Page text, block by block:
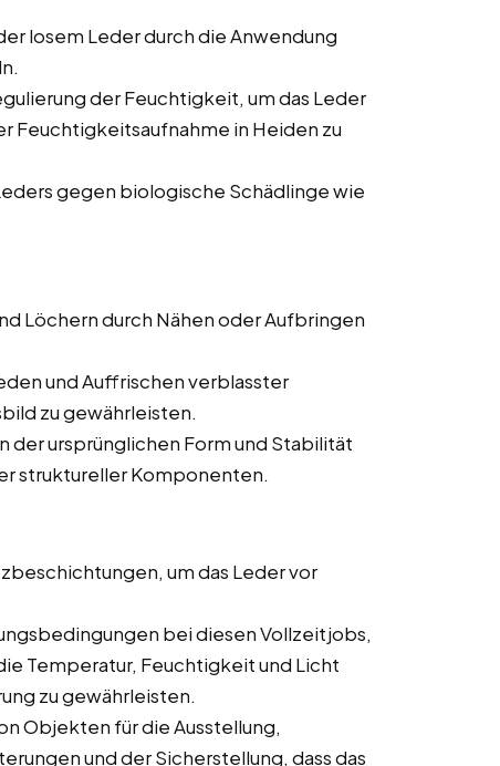
losem Leder durch die Anwendung
der Feuchtigkeit, um das Leder
Feuchtigkeitsaufnahme in Heiden zu
gegen biologische Schädlinge wie
Löchern durch Nähen oder Aufbringen
und Auffrischen verblasster
zu gewährleisten.
der ursprünglichen Form und Stabilität
struktureller Komponenten.
um das Leder vor
bei diesen Vollzeitjobs,
Temperatur, Feuchtigkeit und Licht
zu gewährleisten.
Objekten für die Ausstellung,
und der Sicherstellung, dass das